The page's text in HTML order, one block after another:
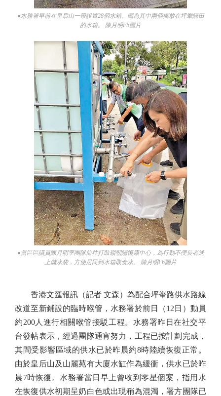
●水務署早前在皇后山一帶設置28個水箱。圖為其中兩個擺放在坪輋隔田
的水箱。 陳月明Fb圖片
●當區區議員陳月明率團隊前往打鼓嶺朝陽復康中心，為行動不便長者送
上儲水袋，方便居民到水箱取食水。 陳月明Fb圖片
香港文匯報訊（記者 文森）為配合坪輋路供水路線
改道至新鋪設的臨時喉管，水務署於前日（12日）動員
約200人進行相關喉管接駁工程。水務署昨日在社交平
台發帖表示，經過團隊通宵努力，工程已按計劃完成，
其間受影響區域的供水已於昨晨約8時陸續恢復正常。
由於皇后山及山麗苑有大廈水缸作為緩衝，供水已於昨
晨7時恢復。水務署當日早上曾收到零星個案，指用水
在恢復供水初期呈奶白色或出現稍為混濁，署方團隊已